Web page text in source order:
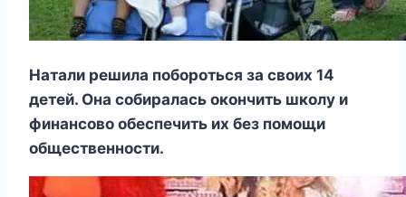
Натали решила побороться за своих 14
детей. Она собиралась окончить школу и
финансово обеспечить их без помощи
общественности.